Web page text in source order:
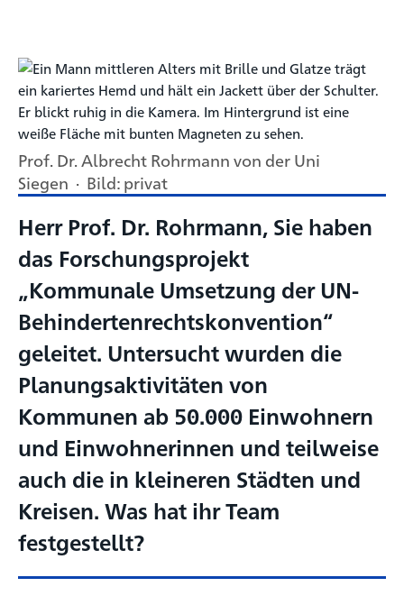
Prof. Dr. Albrecht Rohrmann von der Uni
Siegen · Bild: privat
Herr Prof. Dr. Rohrmann, Sie haben
das Forschungsprojekt
„Kommunale Umsetzung der UN-
Behindertenrechtskonvention“
geleitet. Untersucht wurden die
Planungsaktivitäten von
Kommunen ab 50.000 Einwohnern
und Einwohnerinnen und teilweise
auch die in kleineren Städten und
Kreisen. Was hat ihr Team
festgestellt?